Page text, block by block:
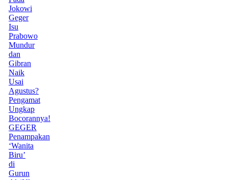
Jokowi
Geger
Isu
Prabowo
Mundur
dan
Gibran
Naik
Usai
Agustus?
Pengamat
Ungkap
Bocorannya!
GEGER
Penampakan
‘Wanita
Biru’
di
Gurun